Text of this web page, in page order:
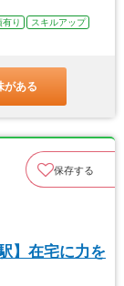
り
スキルアップ
がある
保存する
】在宅に力を